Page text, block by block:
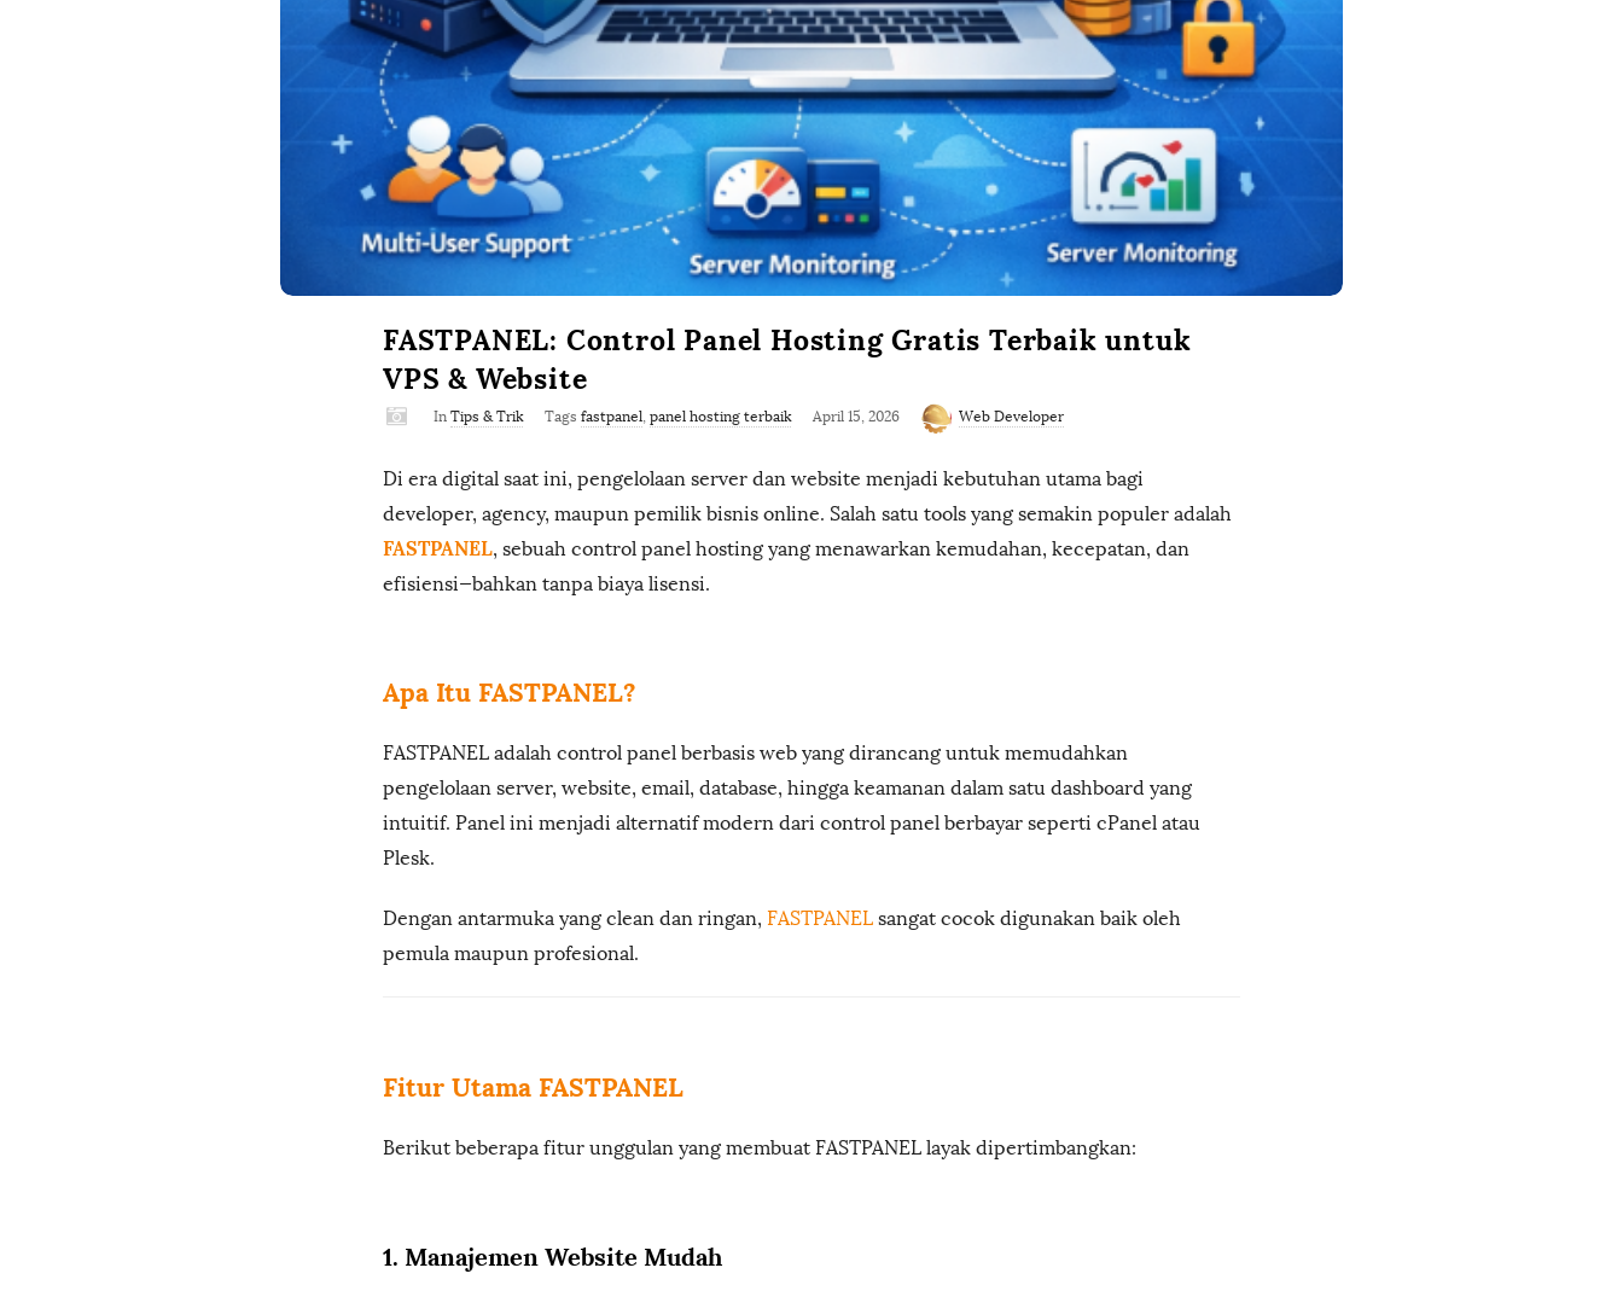
FASTPANEL: Control Panel Hosting Gratis Terbaik untuk
VPS & Website
In Tips & Trik Tags fastpanel, panel hosting terbaik April 15, 2026 Web Developer
Di era digital saat ini, pengelolaan server dan website menjadi kebutuhan utama bagi
developer, agency, maupun pemilik bisnis online. Salah satu tools yang semakin populer adalah
FASTPANEL, sebuah control panel hosting yang menawarkan kemudahan, kecepatan, dan
efisiensi—bahkan tanpa biaya lisensi.
Apa Itu FASTPANEL?
FASTPANEL adalah control panel berbasis web yang dirancang untuk memudahkan
pengelolaan server, website, email, database, hingga keamanan dalam satu dashboard yang
intuitif. Panel ini menjadi alternatif modern dari control panel berbayar seperti cPanel atau
Plesk.
Dengan antarmuka yang clean dan ringan, FASTPANEL sangat cocok digunakan baik oleh
pemula maupun profesional.
Fitur Utama FASTPANEL
Berikut beberapa fitur unggulan yang membuat FASTPANEL layak dipertimbangkan:
1. Manajemen Website Mudah